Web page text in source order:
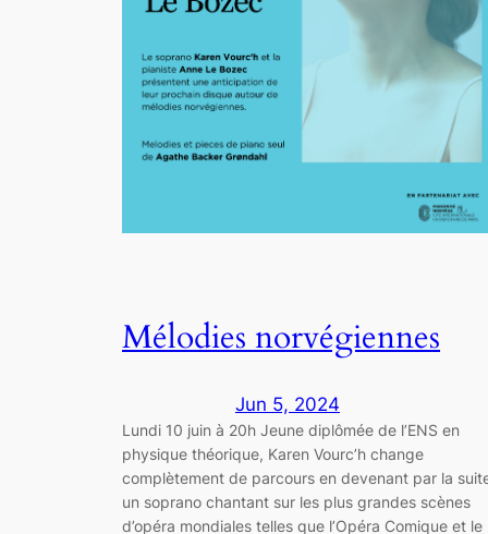
Mélodies norvégiennes
Jun 5, 2024
Lundi 10 juin à 20h Jeune diplômée de l’ENS en
physique théorique, Karen Vourc’h change
complètement de parcours en devenant par la
un soprano chantant sur les plus grandes scènes
d’opéra mondiales telles que l’Opéra Comique et le